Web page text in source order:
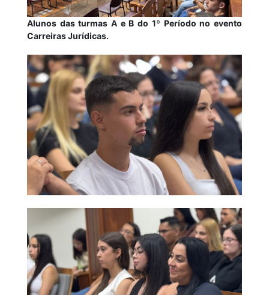
Alunos das turmas A e B do 1º Período no evento
Carreiras Jurídicas.